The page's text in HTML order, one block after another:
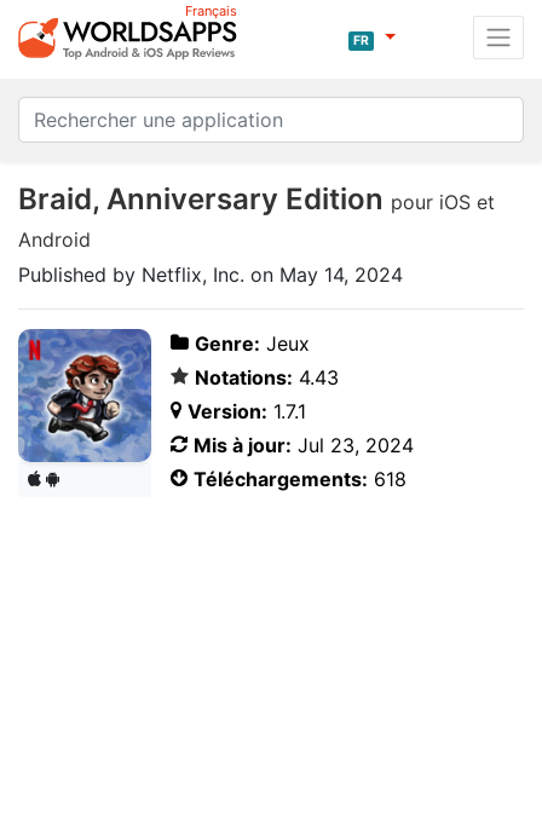
Français
FR
Braid, Anniversary Edition pour iOS et
Android
Published by Netflix, Inc. on May 14, 2024
Genre: Jeux
Notations: 4.43
Version: 1.7.1
Mis à jour: Jul 23, 2024
Téléchargements: 618